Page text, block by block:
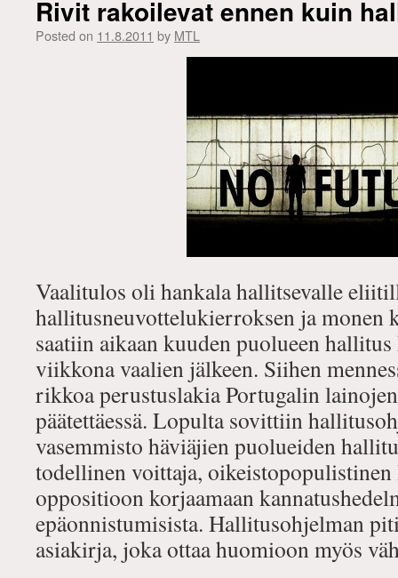
Rivit rakoilevat ennen kuin
Posted on 11.8.2011 by MTL
Vaalitulos oli hankala hallitsevalle
hallitusneuvottelukierroksen ja monen
saatiin aikaan kuuden puolueen
viikkona vaalien jälkeen. Siihen
rikkoa perustuslakia Portugalin
päätettäessä. Lopulta sovittiin
vasemmisto häviäjien puolueiden
todellinen voittaja, oikeistopopulistinen
oppositioon korjaamaan
epäonnistumisista. Hallitusohjelman
asiakirja, joka ottaa huomioon myös